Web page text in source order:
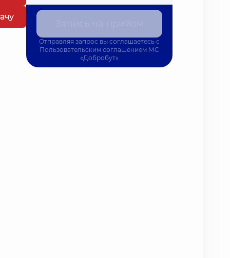
Отправляя запрос вы соглашаетесь с
Пользовательским соглашением МС
«Добробут»